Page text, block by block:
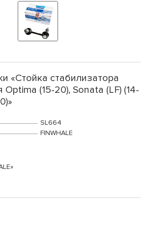
«Стойка стабилизатора
(15-20), Sonata (LF) (14-
SL664
FINWHALE